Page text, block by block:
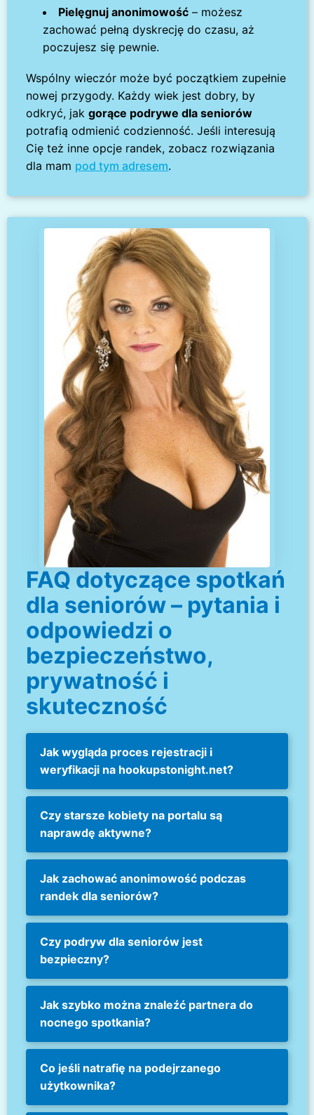
Pielęgnuj anonimowość – możesz
zachować pełną dyskrecję do czasu, aż
poczujesz się pewnie.
Wspólny wieczór może być początkiem zupełnie
nowej przygody. Każdy wiek jest dobry, by
odkryć, jakgorące podrywe dla seniorów
potrafią odmienić codzienność. Jeśli interesują
Cię też inne opcje randek, zobacz rozwiązania
dla mam pod tym adresem.
FAQ dotyczące spotkań
dla seniorów – pytania i
odpowiedzi o
bezpieczeństwo,
prywatność i
skuteczność
Jak wygląda proces rejestracji i
weryfikacji na hookupstonight.net?
Czy starsze kobiety na portalu są
naprawdę aktywne?
Jak zachować anonimowość podczas
randek dla seniorów?
Czy podryw dla seniorów jest
bezpieczny?
Jak szybko można znaleźć partnera do
nocnego spotkania?
Co jeśli natrafię na podejrzanego
użytkownika?